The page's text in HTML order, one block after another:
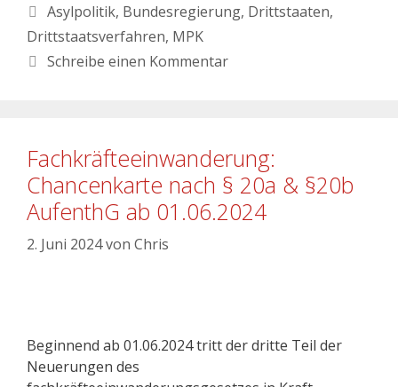
Asylpolitik, Bundesregierung, Drittstaaten,
Drittstaatsverfahren, MPK
Schreibe einen Kommentar
Fachkräfteeinwanderung:
Chancenkarte nach § 20a & §20b
AufenthG ab 01.06.2024
2. Juni 2024von Chris
Beginnend ab 01.06.2024 tritt der dritte Teil der
Neuerungen des